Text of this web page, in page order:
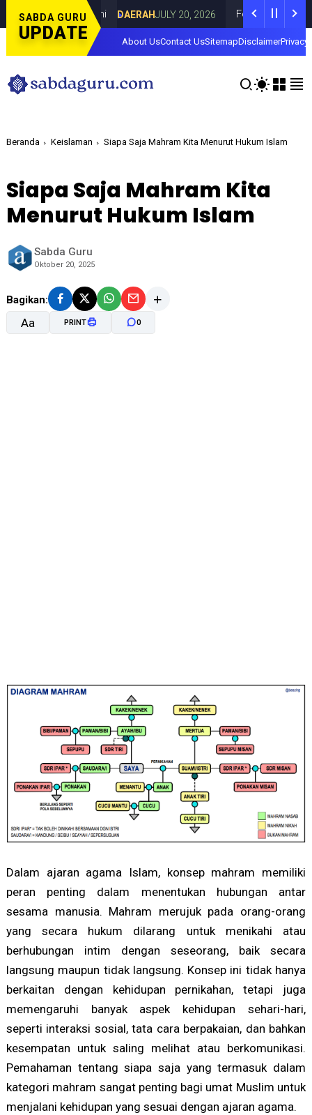
SABDA GURU
UPDATE
Curahdami DAERAH JULY 20, 2026 Fokus pada Tantangan
About UsContact UsSitemapDisclaimerPrivacy
Beranda Keislaman Siapa Saja Mahram Kita Menurut Hukum Islam
Siapa Saja Mahram Kita
Menurut Hukum Islam
Sabda Guru
Oktober 20, 2025
Bagikan:
Aa PRINT 0
Dalam ajaran agama Islam, konsep mahram memiliki
peran penting dalam menentukan hubungan antar
sesama manusia. Mahram merujuk pada orang-orang
yang secara hukum dilarang untuk menikahi atau
berhubungan intim dengan seseorang, baik secara
langsung maupun tidak langsung. Konsep ini tidak hanya
berkaitan dengan kehidupan pernikahan, tetapi juga
memengaruhi banyak aspek kehidupan sehari-hari,
seperti interaksi sosial, tata cara berpakaian, dan bahkan
kesempatan untuk saling melihat atau berkomunikasi.
Pemahaman tentang siapa saja yang termasuk dalam
kategori mahram sangat penting bagi umat Muslim untuk
menjalani kehidupan yang sesuai dengan ajaran agama.